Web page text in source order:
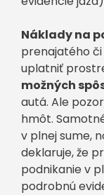
Náklady na
prenajatého
uplatniť
možných
autá. Ale
hmôt.
v plnej sume,
deklaruje, že
podnikanie v
podrobnú